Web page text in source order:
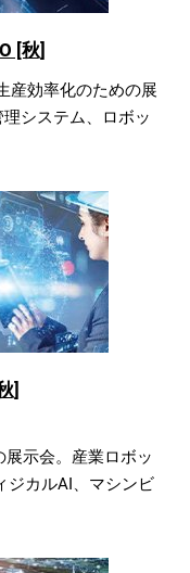
[秋]
産効率化のための展
システム、ロボッ
]
示会。産業ロボッ
ジカルAI、マシンビ